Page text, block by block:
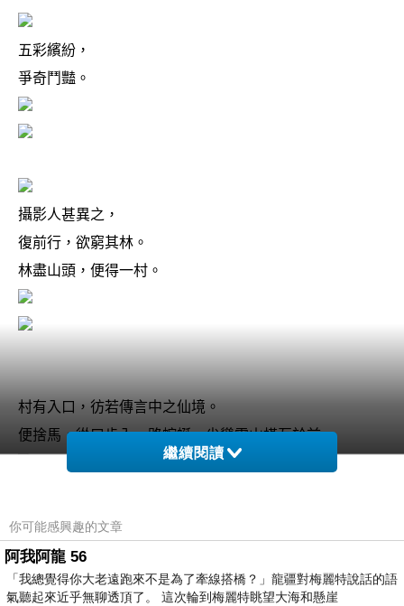
五彩繽紛，
爭奇鬥豔。
攝影人甚異之，
復前行，欲窮其林。
林盡山頭， 便得一村。
村有入口，彷若傳言中之仙境。
便捨馬，從口步入。路蜿蜒，尖聳雪山橫亙於前
復行數百尺，豁然開朗，
谷地平曠，屋舍儼然，阡陌交通，雞犬相聞。
繼續閱讀
你可能感興趣的文章
阿我阿龍 56
「我總覺得你大老遠跑來不是為了牽線搭橋？」龍疆對梅麗特說話的語
氣聽起來近乎無聊透頂了。 這次輪到梅麗特眺望大海和懸崖